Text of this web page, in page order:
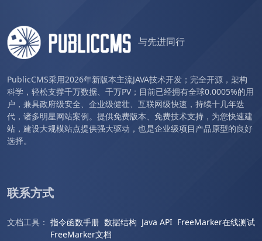
与先进同行
PublicCMS采用2026年新版本主流JAVA技术开发；完全开源，架构
科学，轻松支撑千万数据、千万PV；目前已经拥有全球0.0005%的用
户，兼具政府级安全、企业级健壮、互联网级快速，持续十几年迭
代，诸多明星网站案例。提供免费版本、免费技术支持，为您快速建
站，建设大规模站点提供强大驱动，也是企业级项目产品原型的良好
选择。
联系方式
文档工具： 指令函数手册 数据结构 Java API FreeMarker在线测试
FreeMarker文档